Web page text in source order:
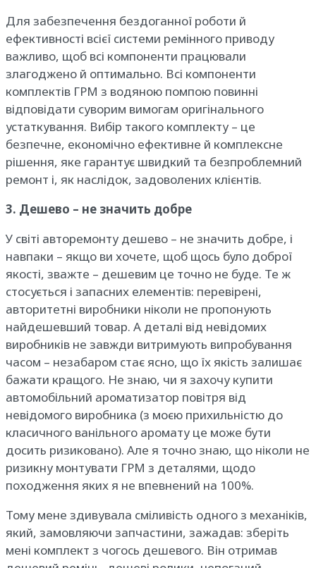
Для забезпечення бездоганної роботи й
ефективності всієї системи ремінного приводу
важливо, щоб всі компоненти працювали
злагоджено й оптимально. Всі компоненти
комплектів ГРМ з водяною помпою повинні
відповідати суворим вимогам оригінального
устаткування. Вибір такого комплекту – це
безпечне, економічно ефективне й комплексне
рішення, яке гарантує швидкий та безпроблемний
ремонт і, як наслідок, задоволених клієнтів.
3. Дешево – не значить добре
У світі авторемонту дешево – не значить добре, і
навпаки – якщо ви хочете, щоб щось було доброї
якості, зважте – дешевим це точно не буде. Те ж
стосується і запасних елементів: перевірені,
авторитетні виробники ніколи не пропонують
найдешевший товар. А деталі від невідомих
виробників не завжди витримують випробування
часом – незабаром стає ясно, що їх якість залишає
бажати кращого. Не знаю, чи я захочу купити
автомобільний ароматизатор повітря від
невідомого виробника (з моєю прихильністю до
класичного ванільного аромату це може бути
досить ризиковано). Але я точно знаю, що ніколи не
ризикну монтувати ГРМ з деталями, щодо
походження яких я не впевнений на 100%.
Тому мене здивувала сміливість одного з механіків,
який, замовляючи запчастини, зажадав: зберіть
мені комплект з чогось дешевого. Він отримав